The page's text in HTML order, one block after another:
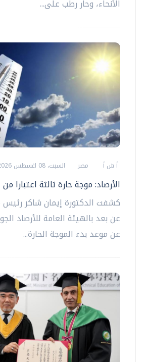
الأنحاء، وحار رطب على...
أ ش أ مصر السبت، 08 اغسطس 2026 07:48 م
الأرصاد: موجة حارة ثالثة اعتبارا من
كشفت الدكتورة إيمان شاكر رئيس
عن بعد بالهيئة العامة للأرصاد
عن موعد بدء الموجة الحارة...